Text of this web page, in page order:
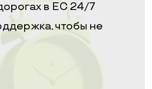
в ЕС 24/7
чтобы не